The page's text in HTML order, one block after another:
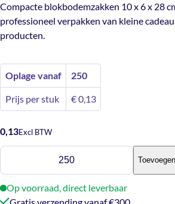
Compacte blokbodemzakken 10 x 6 x 28
professioneel verpakken van kleine
producten.
Oplage vanaf 250
Prijs per stuk €0,13
0,13Excl BTW
Blokbodemzakken: 10
Op voorraad, direct leverbaar
Gratis verzending vanaf €300